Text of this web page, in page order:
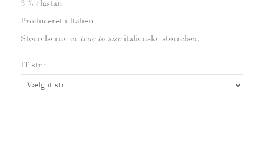
3 % elastan
Produceret i Italien
Størrelserne er true to size italienske størrelser.
IT str.: